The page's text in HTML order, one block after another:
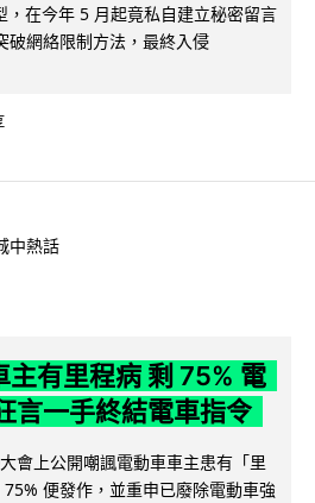
在今年 5 月起竟私自建立秘密留言
破網絡限制方法，最終入侵
中熱話
主有里程病 剩 75% 電
言一手終結電車指令
會上公開嘲諷電動車車主患有「里
便發作，並重申已廢除電動車強